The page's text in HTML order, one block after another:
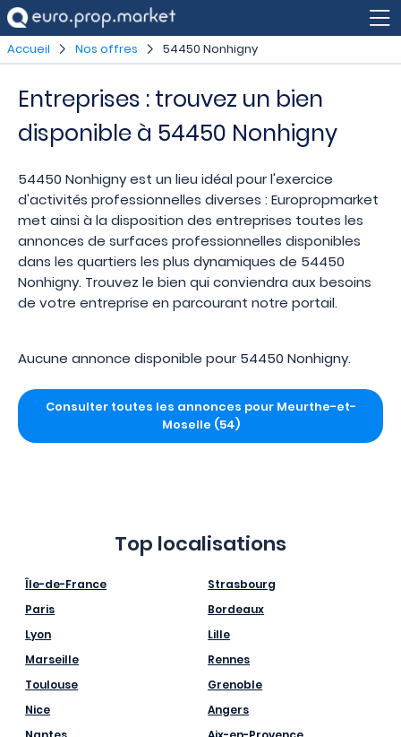
Accueil Nos offres 54450 Nonhigny
Entreprises : trouvez un bien
disponible à 54450 Nonhigny
54450 Nonhigny est un lieu idéal pour l'exercice
d'activités professionnelles diverses : Europropmarket
met ainsi à la disposition des entreprises toutes les
annonces de surfaces professionnelles disponibles
dans les quartiers les plus dynamiques de 54450
Nonhigny. Trouvez le bien qui conviendra aux besoins
de votre entreprise en parcourant notre portail.
Aucune annonce disponible pour 54450 Nonhigny.
Consulter toutes les annonces pour Meurthe-et-
Moselle (54)
Top localisations
Île-de-France
Paris
Lyon
Marseille
Toulouse
Nice
Strasbourg
Bordeaux
Lille
Rennes
Grenoble
Angers